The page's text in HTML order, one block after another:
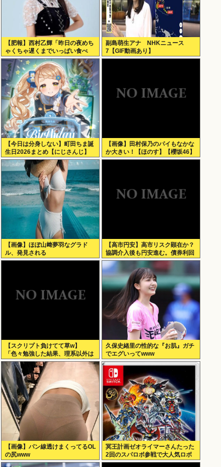
【肥報】西村乙輝「昨日の夜めち
ゃくちゃ遅くまでいっぱい食べ
た。今日もいっぱい食べてやる」
副島萌生アナ NHKニュース
7【GIF動画あり】
【今日は分身しない】町田ちま誕
生日2026まとめ【にじさんじ】
【画像】田村保乃のパイもなかな
か大きい！【ほのす】【櫻坂46】
【画像】ほぼ山﨑夢羽なグラド
ル、発見される
【高市円安】高市リスク顕在か？
協調介入後も円安進む。債券利回
りは急騰。大丈夫なのか？
【スクリプト負けてて草w】
「色々勉強した結果、理系以外は
エラー品だと気付いた【ガチ】」
について、もっと具体的に話そう
か
久保史緒里の性的な『お肌』ガチ
でエグいってwww
【画像】パン線透けまくってるOL
の尻www
冥王計画ゼオライマーさんたった
2回のスパロボ参戦で大人気ロボ
作品にwww